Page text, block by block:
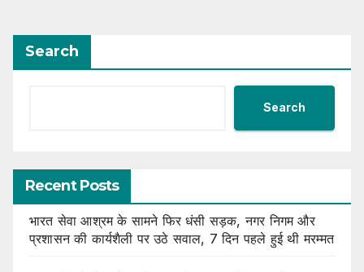
Search
Search
Recent Posts
भारत सेवा आश्रम के सामने फिर धंसी सड़क, नगर निगम और
प्रशासन की कार्यशैली पर उठे सवाल, 7 दिन पहले हुई थी मरम्मत